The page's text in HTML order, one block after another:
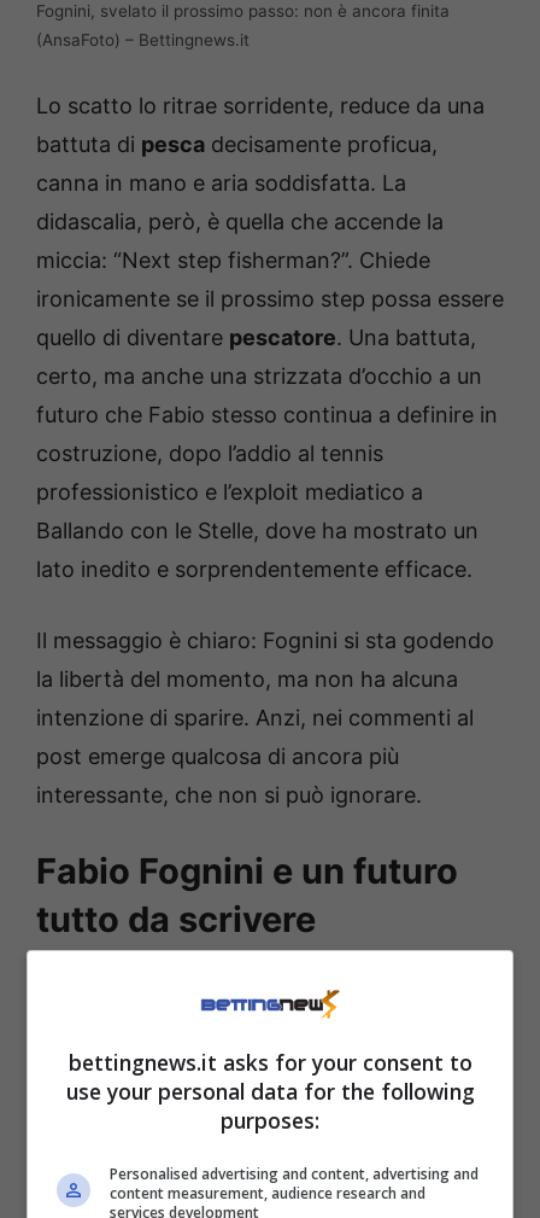
Fognini, svelato il prossimo passo: non è ancora finita
(AnsaFoto) – Bettingnews.it
Lo scatto lo ritrae sorridente, reduce da una
battuta di pesca decisamente proficua,
canna in mano e aria soddisfatta. La
didascalia, però, è quella che accende la
miccia: “Next step fisherman?”. Chiede
ironicamente se il prossimo step possa essere
quello di diventare pescatore. Una battuta,
certo, ma anche una strizzata d’occhio a un
futuro che Fabio stesso continua a definire in
costruzione, dopo l’addio al tennis
professionistico e l’exploit mediatico a
Ballando con le Stelle, dove ha mostrato un
lato inedito e sorprendentemente efficace.
Il messaggio è chiaro: Fognini si sta godendo
la libertà del momento, ma non ha alcuna
intenzione di sparire. Anzi, nei commenti al
post emerge qualcosa di ancora più
interessante, che non si può ignorare.
Fabio Fognini e un futuro
tutto da scrivere
Un follower scrive: “Ti aspettiamo in tv”. La
risposta di Fabio? Un secco, eloquente
“Magari!”.Una parola sola, ma sufficiente a
riaprire il dibattito. Fognini ha già ammesso di
essere disponibile per esibizioni e apparizioni
legate al tennis, ma il mondo della
bettingnews.it asks for your consent to
use your personal data for the following
purposes:
Personalised advertising and content, advertising and
content measurement, audience research and
services development